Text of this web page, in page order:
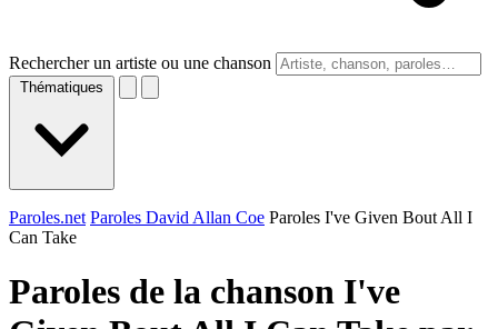
Rechercher un artiste ou une chanson
Thématiques
Paroles.net Paroles David Allan Coe Paroles I've Given Bout All I
Can Take
Paroles de la chanson I've